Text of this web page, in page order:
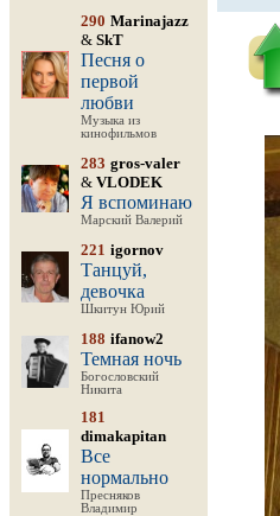
290 Marinajazz
& SkT
Песня о
первой
любви
Музыка из
кинофильмов
283 gros-valer
& VLODEK
Я вспоминаю
Марский Валерий
221 igornov
Танцуй,
девочка
Шкитун Юрий
188 ifanow2
Темная ночь
Богословский
Никита
181
dimakapitan
Все
нормально
Пресняков
Владимир